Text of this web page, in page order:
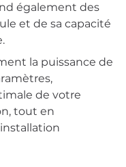
également des
et de sa capacité
la puissance de
de votre
tout en